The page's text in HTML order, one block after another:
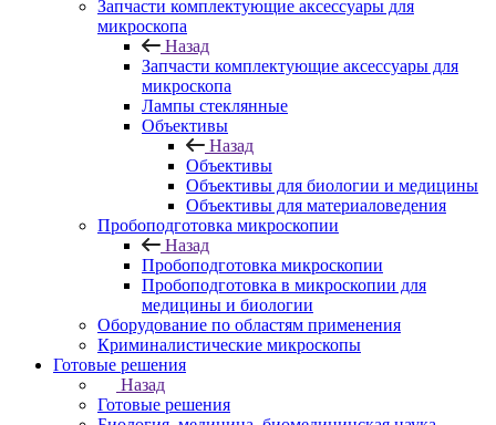
Запчасти комплектующие аксессуары для
микроскопа
Назад
Запчасти комплектующие аксессуары для
микроскопа
Лампы стеклянные
Объективы
Назад
Объективы
Объективы для биологии и медицины
Объективы для материаловедения
Пробоподготовка микроскопии
Назад
Пробоподготовка микроскопии
Пробоподготовка в микроскопии для
медицины и биологии
Оборудование по областям применения
Криминалистические микроскопы
Готовые решения
Назад
Готовые решения